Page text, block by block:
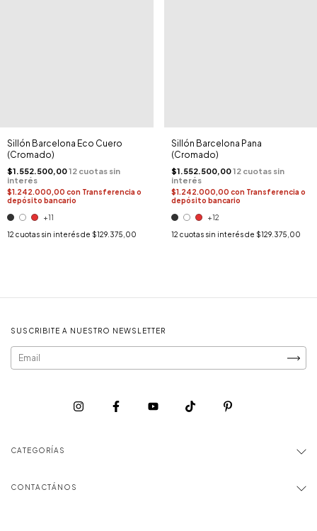
Sillón Barcelona Eco Cuero
(Cromado)
$1.552.500,00
$1.242.000,00 con Transferencia o
depósito bancario
+11
12 cuotas sin interés de $129.375,00
Sillón Barcelona Pana
(Cromado)
$1.552.500,00
$1.242.000,00 con Transferencia o
depósito bancario
+12
12 cuotas sin interés de $129.375,00
SUSCRIBITE A NUESTRO NEWSLETTER
CATEGORÍAS
CONTACTÁNOS